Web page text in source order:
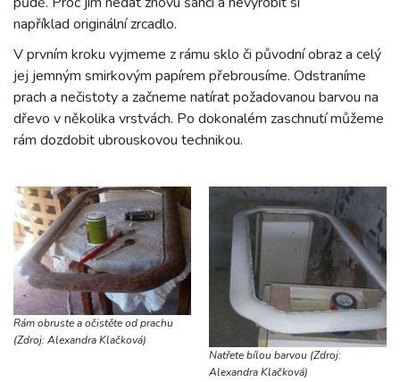
například originální zrcadlo.
V prvním kroku vyjmeme z rámu sklo či původní obraz a celý
jej jemným smirkovým papírem přebrousíme. Odstraníme
prach a nečistoty a začneme natírat požadovanou barvou na
dřevo v několika vrstvách. Po dokonalém zaschnutí můžeme
rám dozdobit ubrouskovou technikou.
Rám obruste a očistěte od prachu
(Zdroj: Alexandra Klačková)
Natřete bílou barvou (Zdroj:
Alexandra Klačková)